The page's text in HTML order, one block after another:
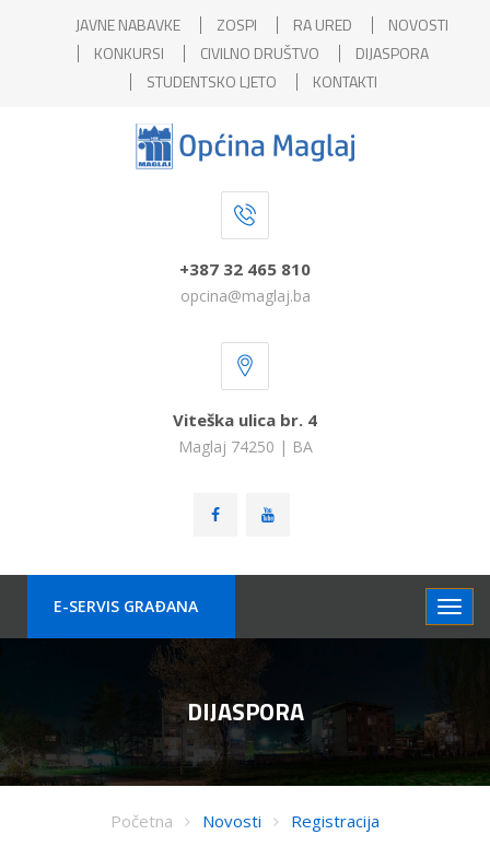
JAVNE NABAVKE ZOSPI RA URED
NOVOSTI
KONKURSI
CIVILNO DRUŠTVO
DIJASPORA
STUDENTSKO LJETO
KONTAKTI
+387 32 465 810
opcina@maglaj.ba
Viteška ulica br. 4
Maglaj 74250 | BA
E-SERVIS GRAÐANA
DIJASPORA
Početna Novosti Registracija